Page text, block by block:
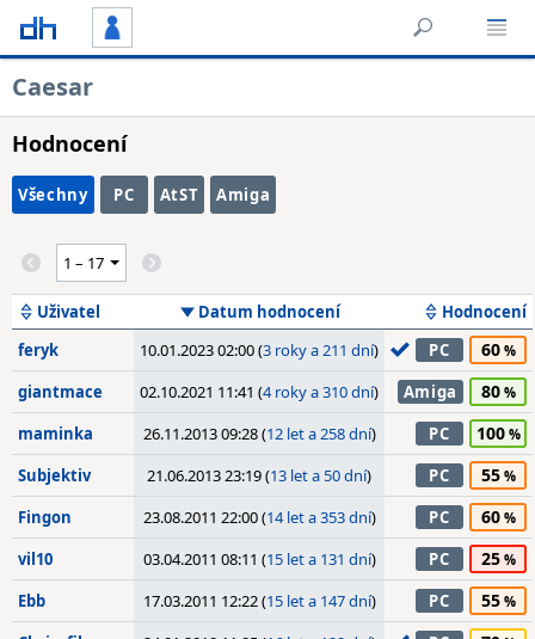
Caesar
Hodnocení
Všechny PC AtST Amiga
Uživatel Datum hodnocení
Hodnocení
feryk
10.01.2023 02:00 (3 roky a 211 dní) PC 60
giantmace 02.10.2021 11:41 (4 roky a 310 dní) Amiga 80
maminka 26.11.2013 09:28 (12 let a 258 dní) PC 100
Subjektiv 21.06.2013 23:19 (13 let a 50 dní) PC 55
Fingon 23.08.2011 22:00 (14 let a 353 dní) PC 60
vil10 03.04.2011 08:11 (15 let a 131 dní) PC 25
Ebb 17.03.2011 12:22 (15 let a 147 dní) PC 55